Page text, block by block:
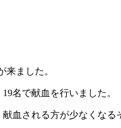
来ました。
名で献血を行いました。
血される方が少なくなる